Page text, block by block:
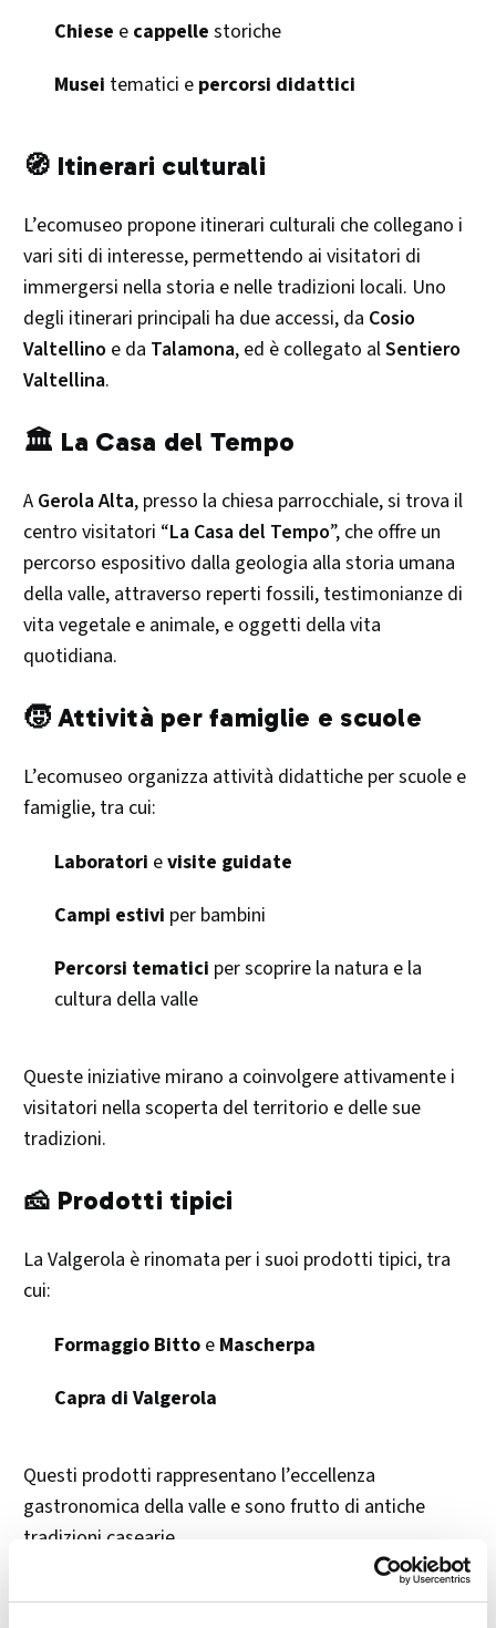
Chiese e cappelle storiche
Musei tematici e percorsi didattici
🧭 Itinerari culturali
L’ecomuseo propone itinerari culturali che collegano i
vari siti di interesse, permettendo ai visitatori di
immergersi nella storia e nelle tradizioni locali. Uno
degli itinerari principali ha due accessi, da Cosio
Valtellino e da Talamona, ed è collegato alSentiero
Valtellina. ​
🏛️ La Casa del Tempo
A Gerola Alta, presso la chiesa parrocchiale, si trova il
centro visitatori “La Casa del Tempo”, che offre un
percorso espositivo dalla geologia alla storia umana
della valle, attraverso reperti fossili, testimonianze di
vita vegetale e animale, e oggetti della vita
quotidiana. ​
🧒 Attività per famiglie e scuole
L’ecomuseo organizza attività didattiche per scuole e
famiglie, tra cui:​
Laboratori evisite guidate
Campi estivi per bambini
Percorsi tematici per scoprire la natura e la
cultura della valle
Queste iniziative mirano a coinvolgere attivamente i
visitatori nella scoperta del territorio e delle sue
tradizioni. ​
🧀 Prodotti tipici
La Valgerola è rinomata per i suoi prodotti tipici, tra
cui:​
Formaggio Bitto e Mascherpa
Capra di Valgerola
Questi prodotti rappresentano l’eccellenza
gastronomica della valle e sono frutto di antiche
tradizioni casearie. ​
ℹ️ Informazioni utili